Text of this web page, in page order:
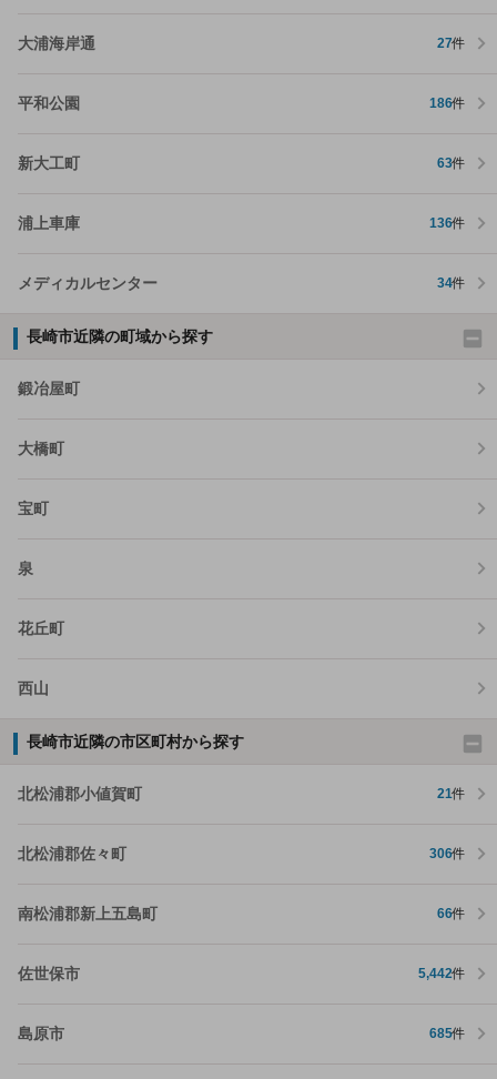
大浦海岸通 27件
平和公園 186件
新大工町 63件
浦上車庫 136件
メディカルセンター 34件
長崎市近隣の町域から探す
鍛冶屋町
大橋町
宝町
泉
花丘町
西山
長崎市近隣の市区町村から探す
北松浦郡小値賀町 21件
北松浦郡佐々町 306件
南松浦郡新上五島町 66件
佐世保市 5,442件
島原市 685件